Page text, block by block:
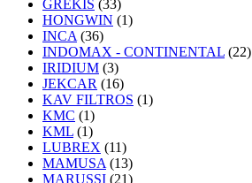
GREKIS (33)
HONGWIN (1)
INCA (36)
INDOMAX - CONTINENTAL (22)
IRIDIUM (3)
JEKCAR (16)
KAV FILTROS (1)
KMC (1)
KML (1)
LUBREX (11)
MAMUSA (13)
MARUSSI (21)